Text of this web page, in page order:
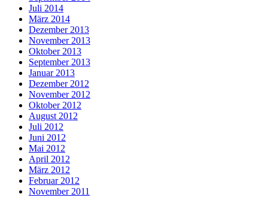
Juli 2014
März 2014
Dezember 2013
November 2013
Oktober 2013
September 2013
Januar 2013
Dezember 2012
November 2012
Oktober 2012
August 2012
Juli 2012
Juni 2012
Mai 2012
April 2012
März 2012
Februar 2012
November 2011